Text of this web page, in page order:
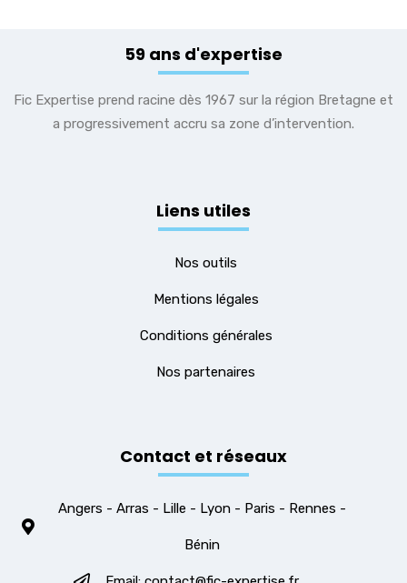
59 ans d'expertise
Fic Expertise prend racine dès 1967 sur la région Bretagne et
a progressivement accru sa zone d’intervention.
Liens utiles
Nos outils
Mentions légales
Conditions générales
Nos partenaires
Contact et réseaux
Angers - Arras - Lille - Lyon - Paris - Rennes -
Bénin